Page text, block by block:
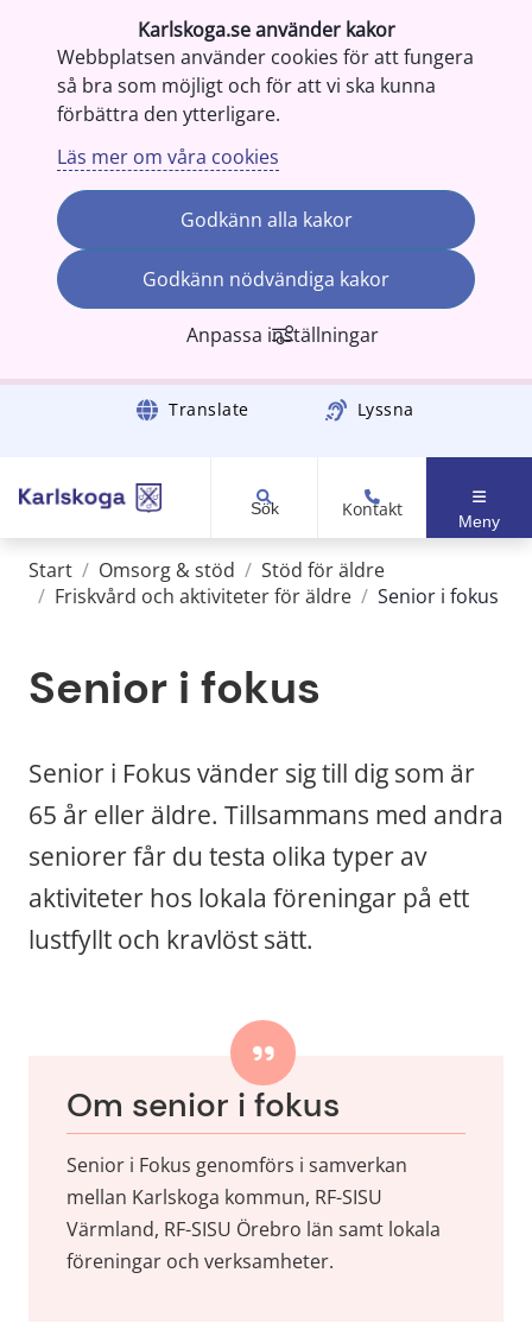
Karlskoga.se använder kakor
Webbplatsen använder cookies för att fungera
så bra som möjligt och för att vi ska kunna
förbättra den ytterligare.
Läs mer om våra cookies
Godkänn alla kakor
Godkänn nödvändiga kakor
Anpassa inställningar
Gå till innehåll Translate Lyssna
Sök Kontakt
Meny
Start / Omsorg & stöd / Stöd för äldre
/ Friskvård och aktiviteter för äldre / Senior i fokus
Senior i fokus
Senior i Fokus vänder sig till dig som är
65 år eller äldre. Tillsammans med andra
seniorer får du testa olika typer av
aktiviteter hos lokala föreningar på ett
lustfyllt och kravlöst sätt.
Om senior i fokus
Senior i Fokus genomförs i samverkan
mellan Karlskoga kommun, RF-SISU
Värmland, RF-SISU Örebro län samt lokala
föreningar och verksamheter.